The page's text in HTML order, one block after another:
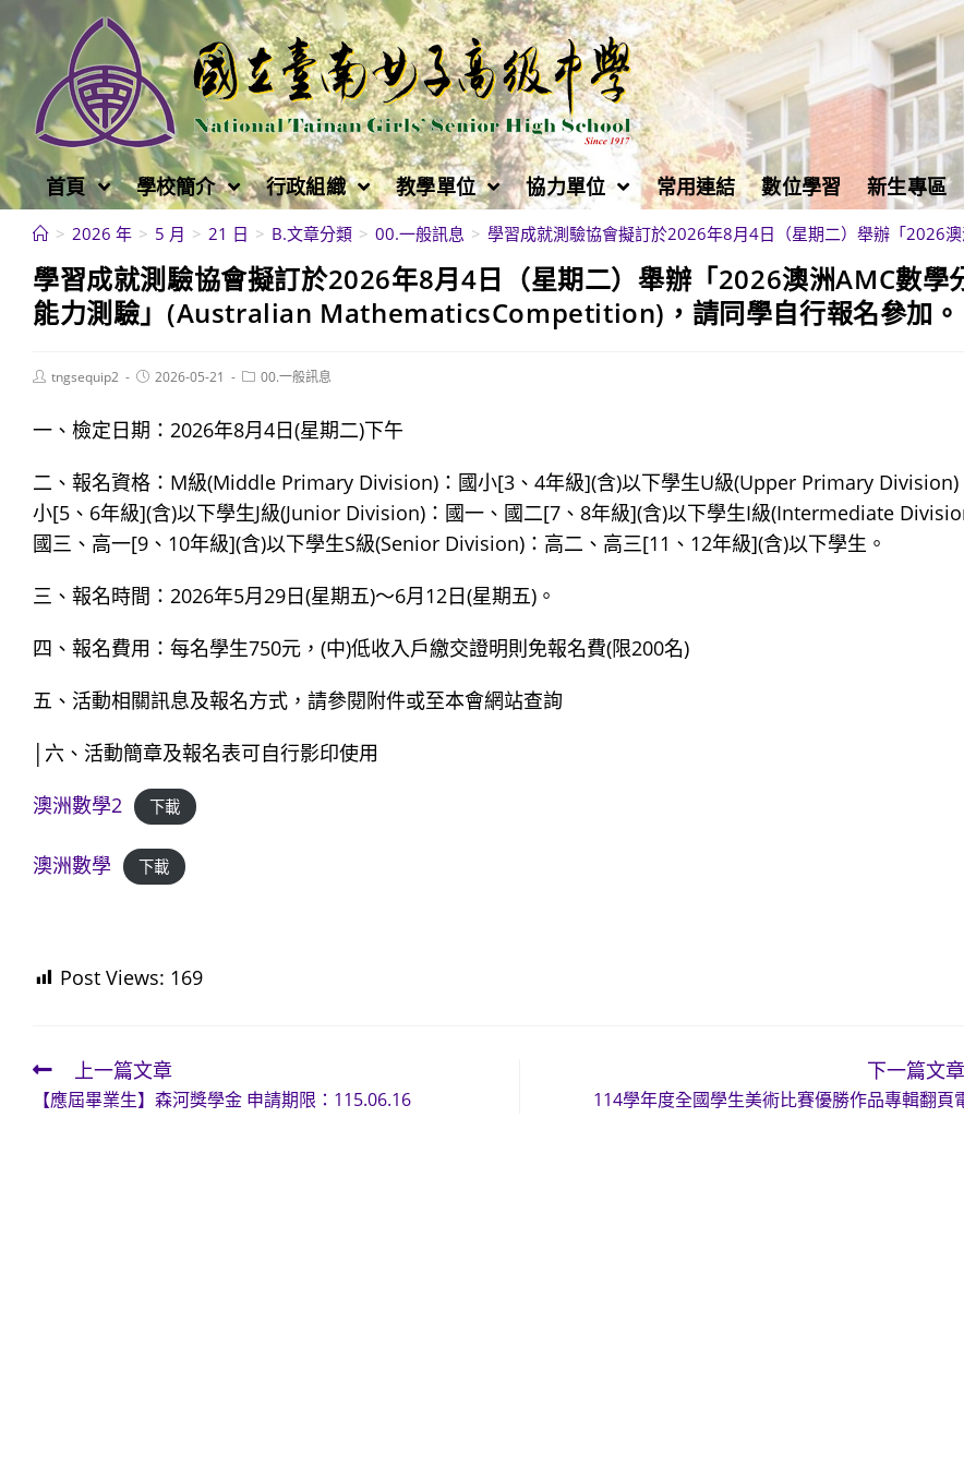
跳
轉
至
主
要
內
容
首頁 學校簡介 行政組織 教學單位 協力單位 常用連結 數位學習 新生專區
> 2026 年 > 5 月 > 21 日 > B.文章分類 > 00.一般訊息 > 學習成就測驗協會擬訂於2026年8月4日（星期二）舉辦「2026
學習成就測驗協會擬訂於2026年8月4日（星期二）舉辦「2026澳洲AMC數學
能力測驗」(Australian MathematicsCompetition)，請同學自行報名參加。
Posttngsequip2
Post2026-05-21
Post00.一般訊息
一、檢定日期：2026年8月4日(星期二)下午
二、報名資格：M級(Middle Primary Division)：國小[3、4年級](含)以下學生U級(Upper Primary Division)
小[5、6年級](含)以下學生J級(Junior Division)：國一、國二[7、8年級](含)以下學生I級(Intermediate
國三、高一[9、10年級](含)以下學生S級(Senior Division)：高二、高三[11、12年級](含)以下學生。
三、報名時間：2026年5月29日(星期五)～6月12日(星期五)。
四、報名費用：每名學生750元，(中)低收入戶繳交證明則免報名費(限200名)
五、活動相關訊息及報名方式，請參閱附件或至本會網站查詢
│六、活動簡章及報名表可自行影印使用
澳洲數學2
下載
澳洲數學 下載
Post Views: 169
Read
more
上一篇文章
【應屆畢業生】森河獎學金 申請期限：115.06.16
下一篇文章
114學年度全國學生美術比賽優勝作品專輯翻頁